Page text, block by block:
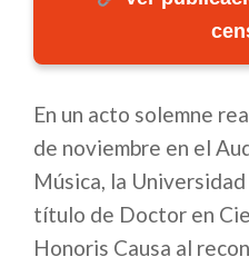
En un acto solemne
de noviembre en el
Música, la
título de Doctor en
Honoris Causa al